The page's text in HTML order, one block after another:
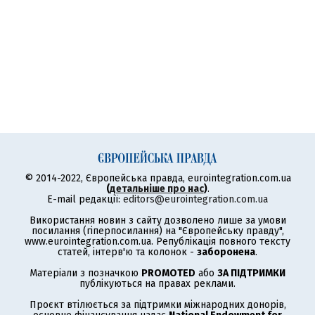
© 2014-2022, Європейська правда, eurointegration.com.ua
(детальніше про нас).
E-mail редакції: editors@eurointegration.com.ua
Використання новин з сайту дозволено лише за умови
посилання (гіперпосилання) на "Європейську правду",
www.eurointegration.com.ua. Републікація повного тексту
статей, інтерв'ю та колонок - заборонена.
Матеріали з позначкою PROMOTED або ЗА ПІДТРИМКИ
публікуються на правах реклами.
Проєкт втілюється за підтримки міжнародних донорів,